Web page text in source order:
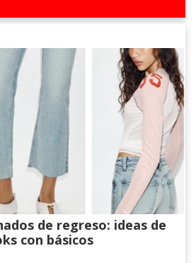
de regreso: ideas de
con básicos